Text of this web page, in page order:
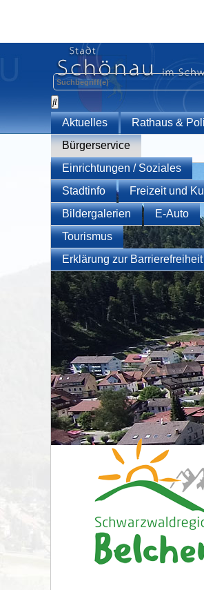
Aktuelles
Rathaus &
Bürgerservice
Einrichtungen / Soziales
Stadtinfo
Freizeit und
Bildergalerien
E-Auto
Tourismus
Erklärung zur Barrierefreiheit